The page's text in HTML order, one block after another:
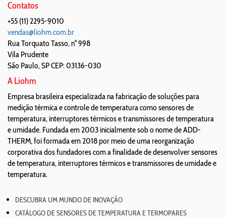
Contatos
+55 (11) 2295-9010
vendas@liohm.com.br
Rua Torquato Tasso, n° 998
Vila Prudente
São Paulo,SPCEP: 03136-030
A Liohm
Empresa brasileira especializada na fabricação de soluções para
medição térmica e controle de temperatura como sensores de
temperatura, interruptores térmicos e transmissores de temperatura
e umidade. Fundada em 2003 inicialmente sob o nome de ADD-
THERM, foi formada em 2018 por meio de uma reorganização
corporativa dos fundadores com a finalidade de desenvolver sensores
de temperatura, interruptores térmicos e transmissores de umidade e
temperatura.
DESCUBRA UM MUNDO DE INOVAÇÃO
CATÁLOGO DE SENSORES DE TEMPERATURA E TERMOPARES